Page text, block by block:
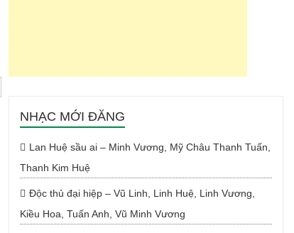
NHẠC MỚI ĐĂNG
Lan Huệ sầu ai – Minh Vương, Mỹ Châu Thanh Tuấn,
Thanh Kim Huệ
Độc thủ đại hiệp – Vũ Linh, Linh Huệ, Linh Vương,
Kiều Hoa, Tuấn Anh, Vũ Minh Vương